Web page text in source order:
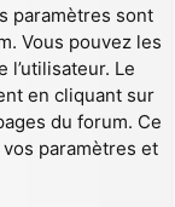
paramètres sont
Vous pouvez les
Le
en cliquant sur
du forum. Ce
paramètres et